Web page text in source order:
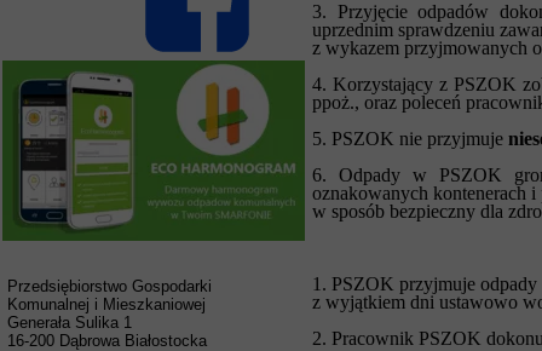
3. Przyjęcie odpadów
uprzednim sprawdzeniu
z wykazem przyjmowanych
4. Korzystający z PSZOK
ppoż., oraz poleceń
5. PSZOK nie przyjmuje
6. Odpady w PSZOK
oznakowanych kontenerach
w sposób bezpieczny dla
1. PSZOK przyjmuje
z wyjątkiem dni ustawowo
2. Pracownik PSZOK
Przedsiębiorstwo Gospodarki
Komunalnej i Mieszkaniowej
Generała Sulika 1
16-200 Dąbrowa Białostocka